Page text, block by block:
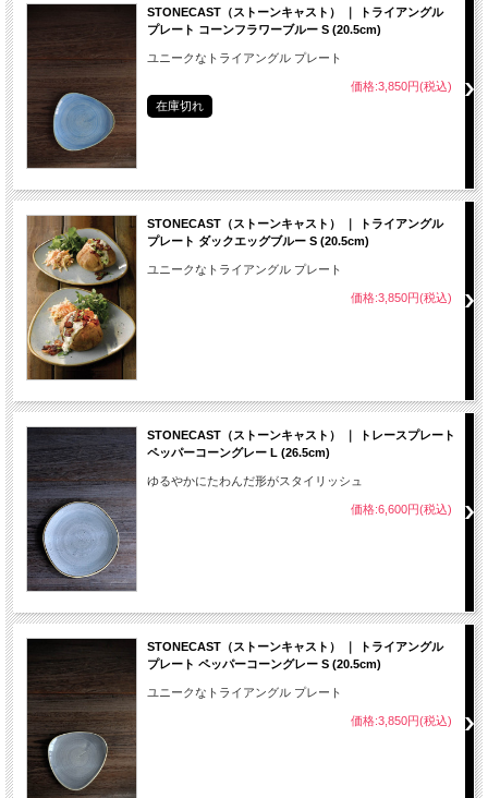
STONECAST（ストーンキャスト） ｜ トライアングル
プレート コーンフラワーブルー S (20.5cm)
ユニークなトライアングル プレート
価格:3,850円(税込)
在庫切れ
STONECAST（ストーンキャスト） ｜ トライアングル
プレート ダックエッグブルー S (20.5cm)
ユニークなトライアングル プレート
価格:3,850円(税込)
STONECAST（ストーンキャスト） ｜ トレースプレート
ペッパーコーングレー L (26.5cm)
ゆるやかにたわんだ形がスタイリッシュ
価格:6,600円(税込)
STONECAST（ストーンキャスト） ｜ トライアングル
プレート ペッパーコーングレー S (20.5cm)
ユニークなトライアングル プレート
価格:3,850円(税込)